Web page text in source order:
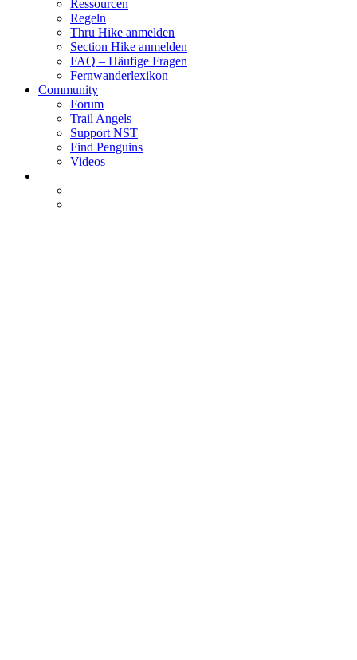
Ressourcen
Regeln
Thru Hike anmelden
Section Hike anmelden
FAQ – Häufige Fragen
Fernwanderlexikon
Community
Forum
Trail Angels
Support NST
Find Penguins
Videos